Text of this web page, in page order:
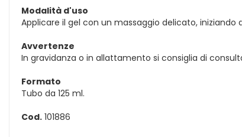
Modalità d'uso
Applicare il gel con un massaggio delicato,
Avvertenze
In gravidanza o in allattamento si consiglia di
Formato
Tubo da 125 ml.
Cod. 101886